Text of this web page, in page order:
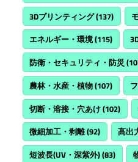
3Dプリンティング(137)
エネルギー・環境(115)
防衛・セキュリティ・防災
農林・水産・植物(107)
切断・溶接・穴あけ(102)
微細加工・剥離(92) 高出
短波長(UV・深紫外)(83)